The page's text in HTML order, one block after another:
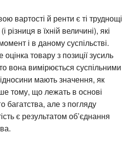
вартості й ренти є ті труднощі
різниця в їхній величині), які
і в даному суспільстві.
товару з позиції зусиль
вона вимірюється суспільними
мають значення, як
тому, що лежать в основі
багатства, але з погляду
є результатом об’єднання